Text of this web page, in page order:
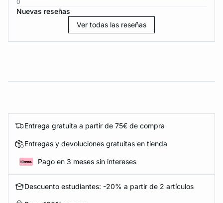
0
Nuevas reseñas
Ver todas las reseñas
Entrega gratuita a partir de 75€ de compra
Entregas y devoluciones gratuitas en tienda
Pago en 3 meses sin intereses
Descuento estudiantes: -20% a partir de 2 artículos